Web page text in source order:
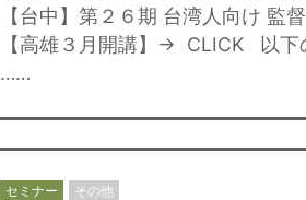
【台中】第２６期 台湾人向け
【高雄３月開講】→ CLICK 以下
……
セミナー その他